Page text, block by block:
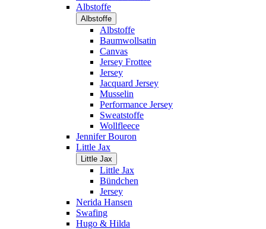
Albstoffe
Albstoffe
Albstoffe
Baumwollsatin
Canvas
Jersey Frottee
Jersey
Jacquard Jersey
Musselin
Performance Jersey
Sweatstoffe
Wollfleece
Jennifer Bouron
Little Jax
Little Jax
Little Jax
Bündchen
Jersey
Nerida Hansen
Swafing
Hugo & Hilda